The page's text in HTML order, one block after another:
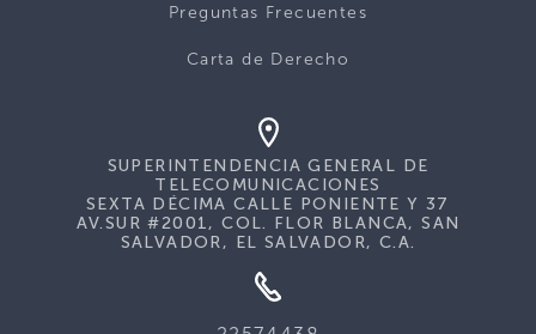
Preguntas Frecuentes
Carta de Derecho
SUPERINTENDENCIA GENERAL DE
TELECOMUNICACIONES
SEXTA DÉCIMA CALLE PONIENTE Y 37
AV.SUR #2001, COL. FLOR BLANCA, SAN
SALVADOR, EL SALVADOR, C.A.